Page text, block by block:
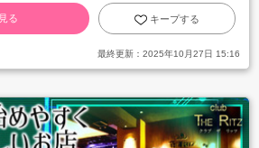
る キープする
最終更新： 2025年10月27日 15:16